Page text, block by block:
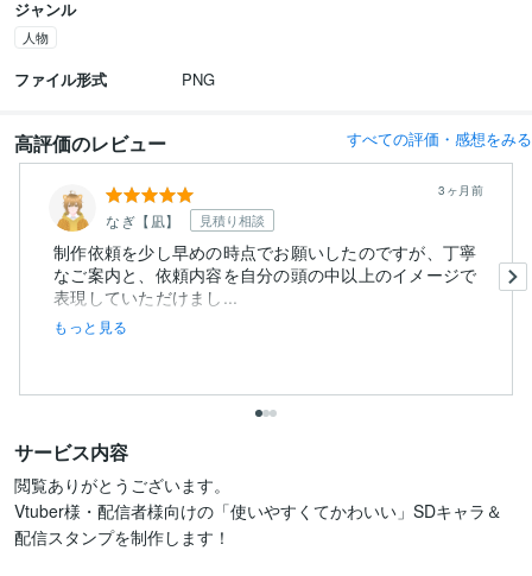
ジャンル
人物
ファイル形式 PNG
高評価のレビュー すべての評価・感想をみる
なぎ【凪】 見積り相談
3ヶ月前
制作依頼を少し早めの時点でお願いしたのですが、丁寧
なご案内と、依頼内容を自分の頭の中以上のイメージで
表現していただけまし...
もっと見る
サービス内容
閲覧ありがとうございます。
Vtuber様・配信者様向けの「使いやすくてかわいい」SDキャラ＆
配信スタンプを制作します！